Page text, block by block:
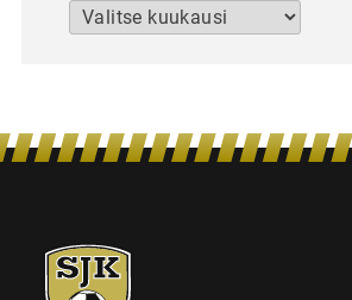
Arkistot
SJK-
juniorit